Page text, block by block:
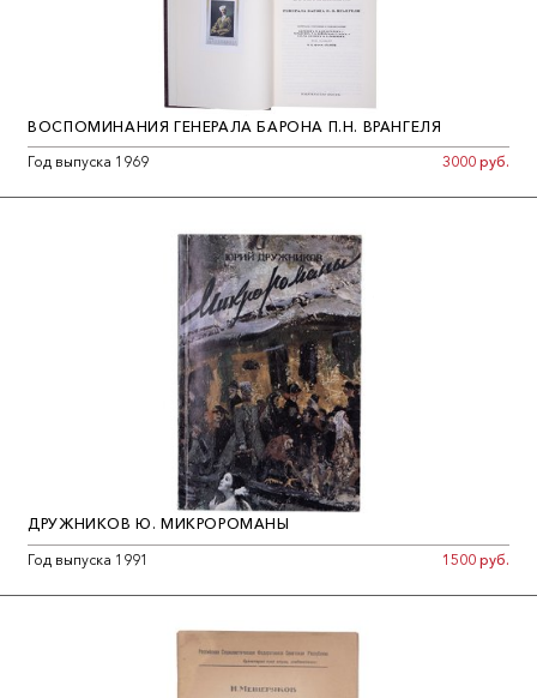
ВОСПОМИНАНИЯ ГЕНЕРАЛА БАРОНА П.Н. ВРАНГЕЛЯ
Год выпуска 1969
3000 руб.
ДРУЖНИКОВ Ю. МИКРОРОМАНЫ
Год выпуска 1991
1500 руб.